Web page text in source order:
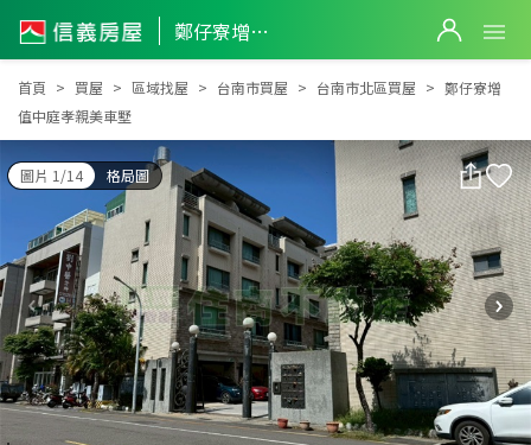
鄭仔寮增值中庭孝親美車墅
鄭仔寮增值中庭孝親美車墅
首頁 買屋 區域找屋 台南市買屋 台南市北區買屋
鄭仔寮增
值中庭孝親美車墅
圖片 1/14 格局圖